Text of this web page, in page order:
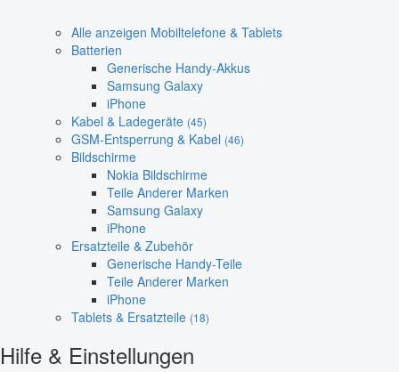
Alle anzeigen Mobiltelefone & Tablets
Batterien
Generische Handy-Akkus
Samsung Galaxy
iPhone
Kabel & Ladegeräte (45)
GSM-Entsperrung & Kabel (46)
Bildschirme
Nokia Bildschirme
Teile Anderer Marken
Samsung Galaxy
iPhone
Ersatzteile & Zubehör
Generische Handy-Teile
Teile Anderer Marken
iPhone
Tablets & Ersatzteile (18)
Hilfe & Einstellungen